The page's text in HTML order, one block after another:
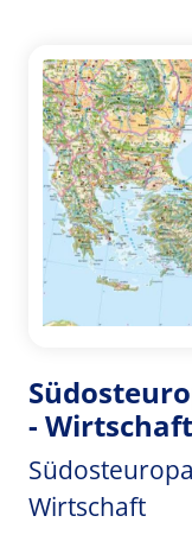
- Wirtschaft
Wirtschaft